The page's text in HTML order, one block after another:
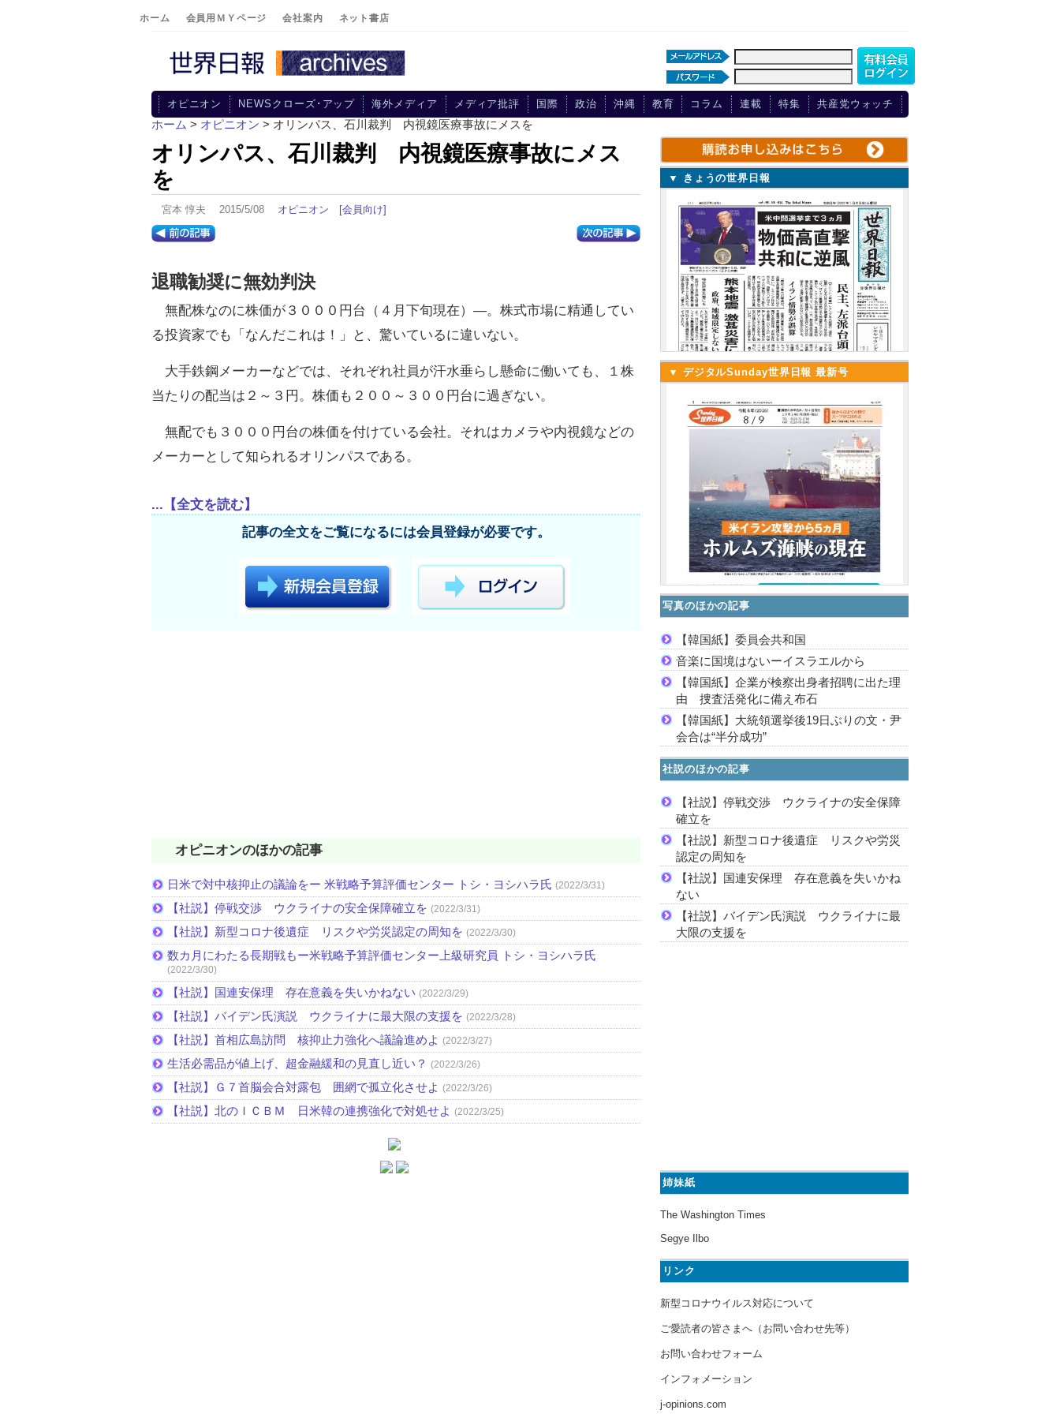
ホーム 会員用ＭＹページ 会社案内 ネット書店
オピニオン NEWSクローズ･アップ 海外メディア メディア批評 国際 政治 沖縄 教育 コラム 連載 特集 共産党ウォッチ
ホーム > オピニオン > オリンパス、石川裁判 内視鏡医療事故にメスを
オリンパス、石川裁判 内視鏡医療事故にメス
を
宮本 惇夫 2015/5/08 オピニオン [会員向け]
退職勧奨に無効判決
無配株なのに株価が３０００円台（４月下旬現在）―。株式市場に精通してい
る投資家でも「なんだこれは！」と、驚いているに違いない。
大手鉄鋼メーカーなどでは、それぞれ社員が汗水垂らし懸命に働いても、１株
当たりの配当は２～３円。株価も２００～３００円台に過ぎない。
無配でも３０００円台の株価を付けている会社。それはカメラや内視鏡などの
メーカーとして知られるオリンパスである。
...【全文を読む】
記事の全文をご覧になるには会員登録が必要です。
オピニオンのほかの記事
日米で対中核抑止の議論をー 米戦略予算評価センター トシ・ヨシハラ氏 (2022/3/31)
【社説】停戦交渉 ウクライナの安全保障確立を (2022/3/31)
【社説】新型コロナ後遺症 リスクや労災認定の周知を (2022/3/30)
数カ月にわたる長期戦もー米戦略予算評価センター上級研究員 トシ・ヨシハラ氏
(2022/3/30)
【社説】国連安保理 存在意義を失いかねない (2022/3/29)
【社説】バイデン氏演説 ウクライナに最大限の支援を (2022/3/28)
【社説】首相広島訪問 核抑止力強化へ議論進めよ (2022/3/27)
生活必需品が値上げ、超金融緩和の見直し近い？ (2022/3/26)
【社説】Ｇ７首脳会合対露包 囲網で孤立化させよ (2022/3/26)
【社説】北のＩＣＢＭ 日米韓の連携強化で対処せよ (2022/3/25)
▼ きょうの世界日報
▼ デジタルSunday世界日報 最新号
写真のほかの記事
【韓国紙】委員会共和国
音楽に国境はないーイスラエルから
【韓国紙】企業が検察出身者招聘に出た理
由 捜査活発化に備え布石
【韓国紙】大統領選挙後19日ぶりの文・尹
会合は“半分成功”
社説のほかの記事
【社説】停戦交渉 ウクライナの安全保障
確立を
【社説】新型コロナ後遺症 リスクや労災
認定の周知を
【社説】国連安保理 存在意義を失いかね
ない
【社説】バイデン氏演説 ウクライナに最
大限の支援を
姉妹紙
The Washington Times
Segye Ilbo
リンク
新型コロナウイルス対応について
ご愛読者の皆さまへ（お問い合わせ先等）
お問い合わせフォーム
インフォメーション
j-opinions.com